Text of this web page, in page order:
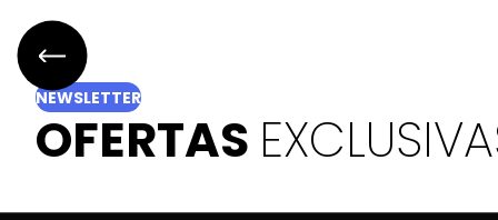
NEWSLETTER
OFERTAS